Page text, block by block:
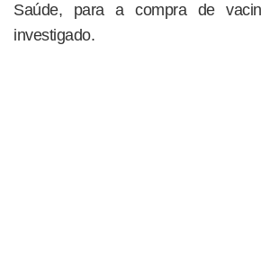
Saúde, para a compra de
investigado.